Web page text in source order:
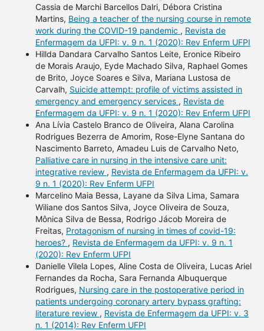
Cassia de Marchi Barcellos Dalri, Débora Cristina
Martins, Being a teacher of the nursing course in remote
work during the COVID-19 pandemic , Revista de
Enfermagem da UFPI: v. 9 n. 1 (2020): Rev Enferm UFPI
Hillda Dandara Carvalho Santos Leite, Eronice Ribeiro
de Morais Araujo, Eyde Machado Silva, Raphael Gomes
de Brito, Joyce Soares e Silva, Mariana Lustosa de
Carvalh, Suicide attempt: profile of victims assisted in
emergency and emergency services , Revista de
Enfermagem da UFPI: v. 9 n. 1 (2020): Rev Enferm UFPI
Ana Lívia Castelo Branco de Oliveira, Alana Carolina
Rodrigues Bezerra de Amorim, Rose-Elyne Santana do
Nascimento Barreto, Amadeu Luis de Carvalho Neto,
Palliative care in nursing in the intensive care unit:
integrative review , Revista de Enfermagem da UFPI: v.
9 n. 1 (2020): Rev Enferm UFPI
Marcelino Maia Bessa, Layane da Silva Lima, Samara
Wiliane dos Santos Silva, Joyce Oliveira de Souza,
Mônica Silva de Bessa, Rodrigo Jácob Moreira de
Freitas, Protagonism of nursing in times of covid-19:
heroes? , Revista de Enfermagem da UFPI: v. 9 n. 1
(2020): Rev Enferm UFPI
Danielle Vilela Lopes, Aline Costa de Oliveira, Lucas Ariel
Fernandes da Rocha, Sara Fernanda Albuquerque
Rodrigues, Nursing care in the postoperative period in
patients undergoing coronary artery bypass grafting:
literature review , Revista de Enfermagem da UFPI: v. 3
n. 1 (2014): Rev Enferm UFPI